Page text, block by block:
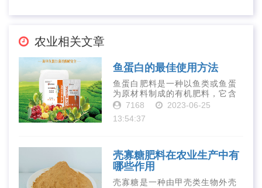
农业相关文章
鱼蛋白的最佳使用方法
鱼蛋白肥料是一种以鱼类或鱼蛋
为原材料制成的有机肥料，它含
有丰富的营养物质，如氮、磷、
元素和植物生长因子。这些营养
7168
2023-06-25
13:54:37
壳寡糖肥料在农业生产中有
哪些作用
壳寡糖是一种由甲壳类生物外壳